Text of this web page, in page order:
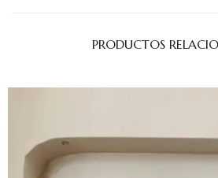
PRODUCTOS